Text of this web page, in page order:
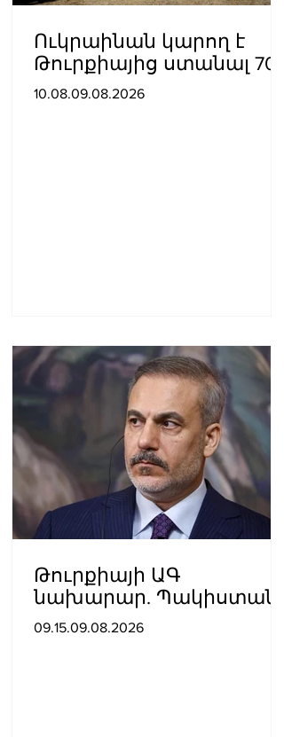
Ուկրաինան կարող է
Թուրքիայից ստանալ 70
ATACMS հրթիռներ
10.08.09.08.2026
Թուրքիայի ԱԳ
նախարար. Պակիստանի
և Սաուդյան Արաբիայի
09.15.09.08.2026